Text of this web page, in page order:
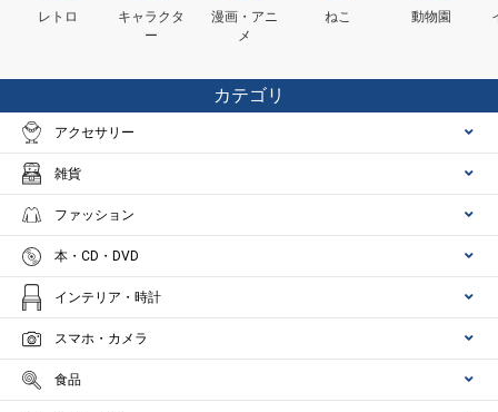
レトロ
キャラクタ
ー
漫画・アニ
メ
ねこ 動物園
カテゴリ
アクセサリー
雑貨
ファッション
本・CD・DVD
インテリア・時計
スマホ・カメラ
食品